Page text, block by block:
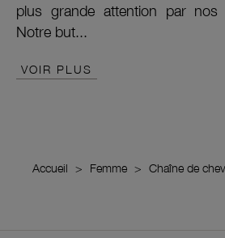
plus grande attention par nos
Notre but...
VOIR PLUS
Accueil Femme Chaîne de